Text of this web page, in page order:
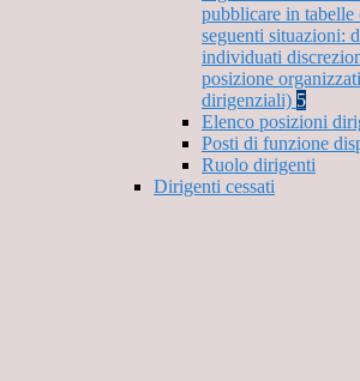
pubblicare in tabelle
seguenti situazioni:
individuati
posizione
dirigenziali) 5
Elenco posizioni
Posti di funzione
Ruolo dirigenti
Dirigenti cessati